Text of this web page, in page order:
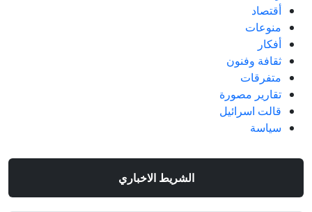
أقتصاد
منوعات
أفكار
ثقافة وفنون
متفرقات
تقارير مصورة
قالت اسرائيل
سياسة
الشريط الاخباري